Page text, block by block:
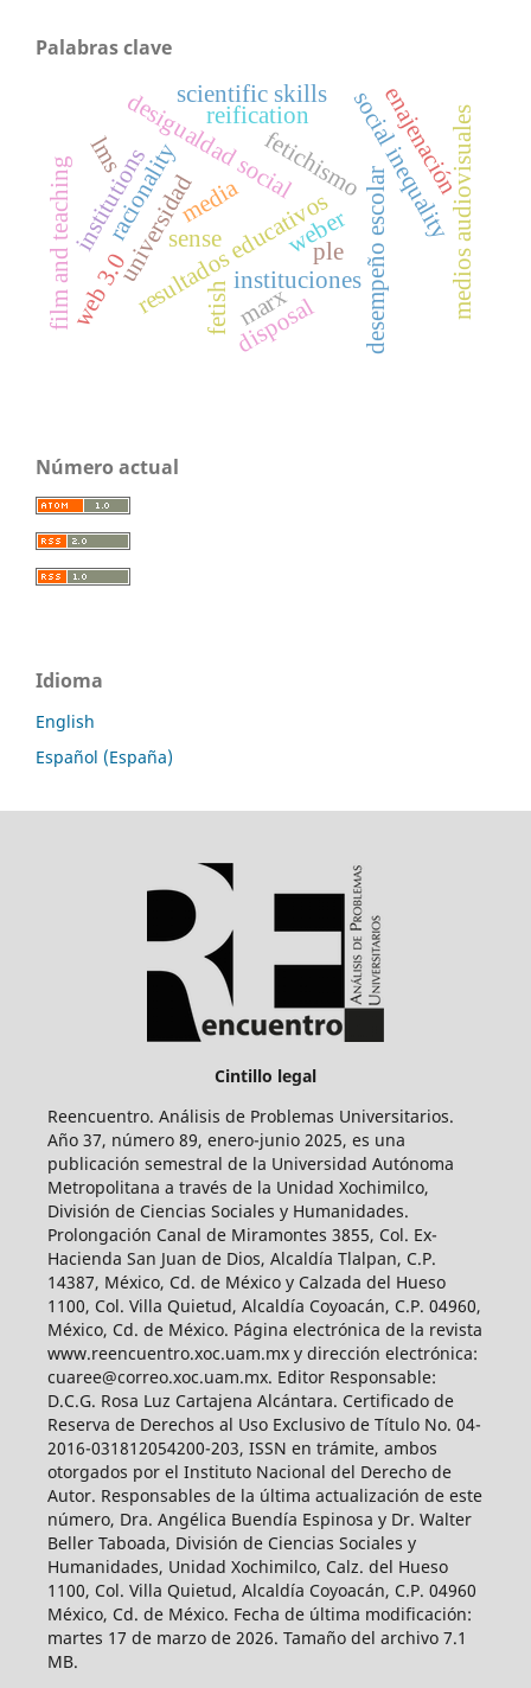
Palabras clave
universidad
fetichismo
resultados educativos desempeño escolar
social inequality
desigualdad social
racionality weber
institutions
instituciones
fetish disposal
reification enajenación
marx
media
film and teaching medios audiovisuales
scientific skills
ple
lms
web 3.0
sense
Número actual
Idioma
English
Español (España)
Cintillo legal
Reencuentro. Análisis de Problemas Universitarios.
Año 37, número 89, enero-junio 2025, es una
publicación semestral de la Universidad Autónoma
Metropolitana a través de la Unidad Xochimilco,
División de Ciencias Sociales y Humanidades.
Prolongación Canal de Miramontes 3855, Col. Ex-
Hacienda San Juan de Dios, Alcaldía Tlalpan, C.P.
14387, México, Cd. de México y Calzada del Hueso
1100, Col. Villa Quietud, Alcaldía Coyoacán, C.P. 04960,
México, Cd. de México. Página electrónica de la revista
www.reencuentro.xoc.uam.mx y dirección electrónica:
cuaree@correo.xoc.uam.mx. Editor Responsable:
D.C.G. Rosa Luz Cartajena Alcántara. Certificado de
Reserva de Derechos al Uso Exclusivo de Título No. 04-
2016-031812054200-203, ISSN en trámite, ambos
otorgados por el Instituto Nacional del Derecho de
Autor. Responsables de la última actualización de este
número, Dra. Angélica Buendía Espinosa y Dr. Walter
Beller Taboada, División de Ciencias Sociales y
Humanidades, Unidad Xochimilco, Calz. del Hueso
1100, Col. Villa Quietud, Alcaldía Coyoacán, C.P. 04960
México, Cd. de México. Fecha de última modificación:
martes 17 de marzo de 2026. Tamaño del archivo 7.1
MB.